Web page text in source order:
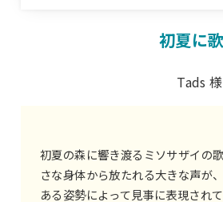
初夏に
Tads 様
初夏の森に響き渡るミソサザイの
さな身体から放たれる大きな声が
ある姿勢によって見事に表現され